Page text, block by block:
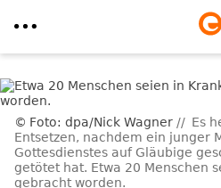
zum
InhaltFoto: dpa/Nick Wagner
Es
Entsetzen, nachdem ein junger
Gottesdienstes auf Gläubige
getötet hat. Etwa 20 Menschen
gebracht worden.